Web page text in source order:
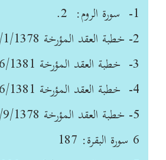
1- سورة الروم: 2
.
2- خطبة العقد المؤرخة 24/1/1378 هـ.ش
3- خطبة العقد المؤرخة 6/6/1381 هـ.ش
4- خطبة العقد المؤرخة 6/6/1381 هـ.ش
5- خطبة العقد المؤرخة 2/9/1378 هـ.ش
6 سورة البقرة: 187